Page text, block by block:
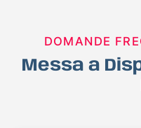
DOMANDE
Messa a